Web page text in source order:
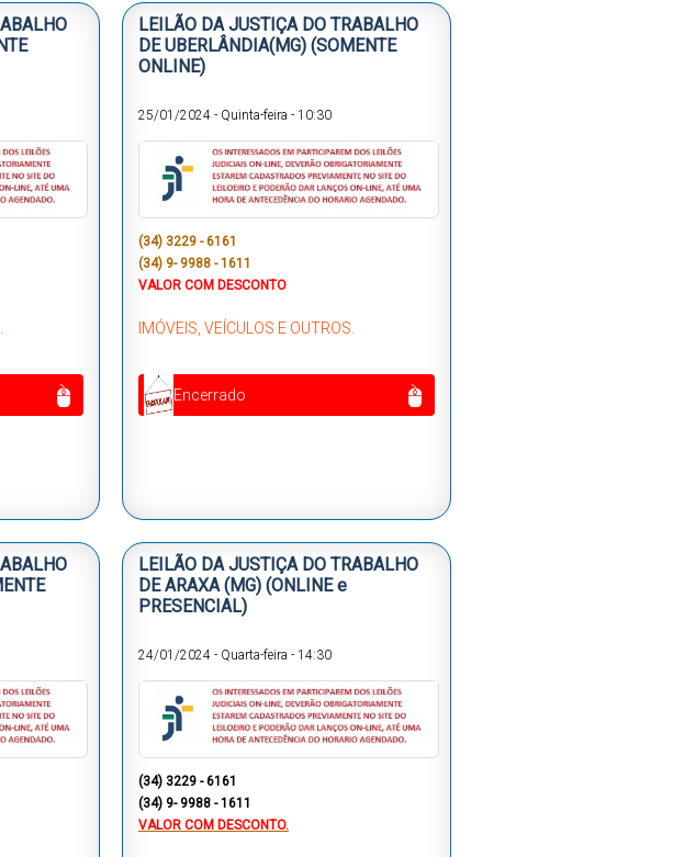
LEILÃO DA JUSTIÇA DO TRABALHO
DE UBERLÂNDIA(MG) (SOMENTE
ONLINE)
25/01/2024 - Quinta-feira - 10:30
(34) 3229 - 6161
(34) 9- 9988 - 1611
VALOR COM DESCONTO
IMÓVEIS, VEÍCULOS E OUTROS.
Encerrado
LEILÃO DA JUSTIÇA DO TRABALHO
DE ARAXA (MG) (ONLINE e
PRESENCIAL)
24/01/2024 - Quarta-feira - 14:30
(34) 3229 - 6161
(34) 9- 9988 - 1611
VALOR COM DESCONTO.